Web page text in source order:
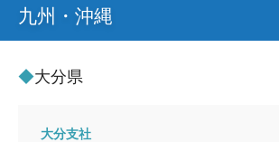
九州・沖縄
大分県
大分支社